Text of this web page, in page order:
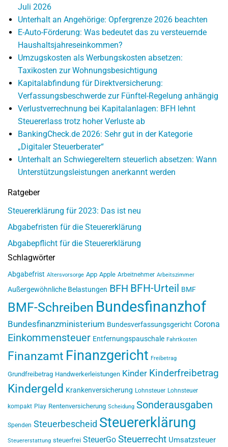
Juli 2026
Unterhalt an Angehörige: Opfergrenze 2026 beachten
E-Auto-Förderung: Was bedeutet das zu versteuernde
Haushaltsjahreseinkommen?
Umzugskosten als Werbungskosten absetzen:
Taxikosten zur Wohnungsbesichtigung
Kapitalabfindung für Direktversicherung:
Verfassungsbeschwerde zur Fünftel-Regelung anhängig
Verlustverrechnung bei Kapitalanlagen: BFH lehnt
Steuererlass trotz hoher Verluste ab
BankingCheck.de 2026: Sehr gut in der Kategorie
„Digitaler Steuerberater“
Unterhalt an Schwiegereltern steuerlich absetzen: Wann
Unterstützungsleistungen anerkannt werden
Ratgeber
Steuererklärung für 2023: Das ist neu
Abgabefristen für die Steuererklärung
Abgabepflicht für die Steuererklärung
Schlagwörter
Abgabefrist Altersvorsorge App Apple Arbeitnehmer Arbeitszimmer
Außergewöhnliche Belastungen BFH BFH-Urteil BMF
BMF-Schreiben Bundesfinanzhof
Bundesfinanzministerium Bundesverfassungsgericht Corona
Einkommensteuer Entfernungspauschale Fahrtkosten
Finanzamt Finanzgericht Freibetrag
Grundfreibetrag Handwerkerleistungen Kinder Kinderfreibetrag
Kindergeld Krankenversicherung Lohnsteuer Lohnsteuer
kompakt Play Rentenversicherung Scheidung Sonderausgaben
Spenden Steuerbescheid Steuererklärung
Steuererstattung steuerfrei SteuerGo Steuerrecht Umsatzsteuer